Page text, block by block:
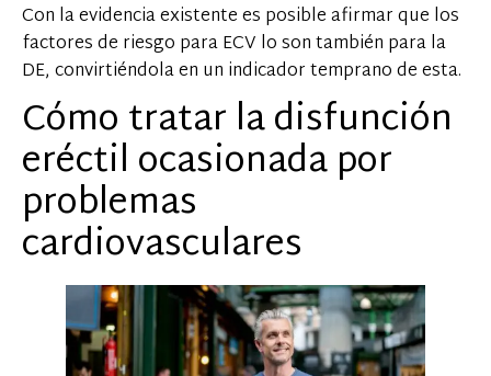
Con la evidencia existente es posible afirmar que los
factores de riesgo para ECV lo son también para la
DE, convirtiéndola en un indicador temprano de esta.
Cómo tratar la disfunción
eréctil ocasionada por
problemas
cardiovasculares